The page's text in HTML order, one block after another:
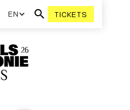
EN TICKETS